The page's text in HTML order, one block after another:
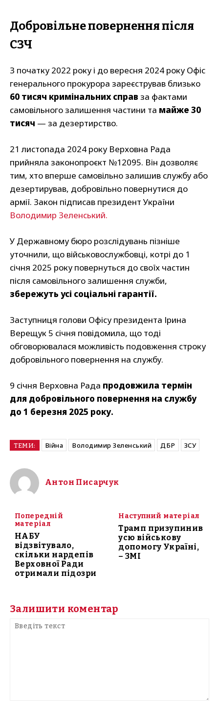
Добровільне повернення після
СЗЧ
З початку 2022 року і до вересня 2024 року Офіс
генерального прокурора зареєстрував близько
60 тисяч кримінальних справ за фактами
самовільного залишення частини та майже 30
тисяч — за дезертирство.
21 листопада 2024 року Верховна Рада
прийняла законопроєкт №12095. Він дозволяє
тим, хто вперше самовільно залишив службу або
дезертирував, добровільно повернутися до
армії. Закон підписав президент України
Володимир Зеленський.
У Державному бюро розслідувань пізніше
уточнили, що військовослужбовці, котрі до 1
січня 2025 року повернуться до своїх частин
після самовільного залишення служби,
збережуть усі соціальні гарантії.
Заступниця голови Офісу президента Ірина
Верещук 5 січня повідомила, що тоді
обговорювалася можливість подовження строку
добровільного повернення на службу.
9 січня Верховна Рада продовжила термін
для добровільного повернення на службу
до 1 березня 2025 року.
ТЕМИ: Війна Володимир Зеленський ДБР ЗСУ
Антон Писарчук
Попередній
матеріал
НАБУ
відзвітувало,
скільки нардепів
Верховної Ради
отримали підозри
Наступний матеріал
Трамп призупинив
усю військову
допомогу Україні,
– ЗМІ
Залишити коментар